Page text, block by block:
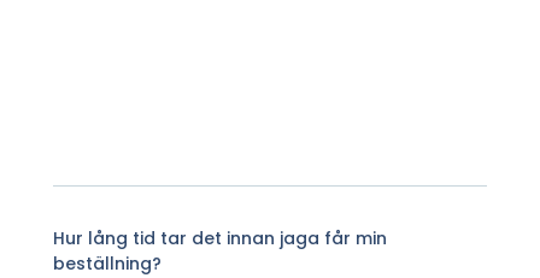
Hur lång tid tar det innan jaga får min
beställning?